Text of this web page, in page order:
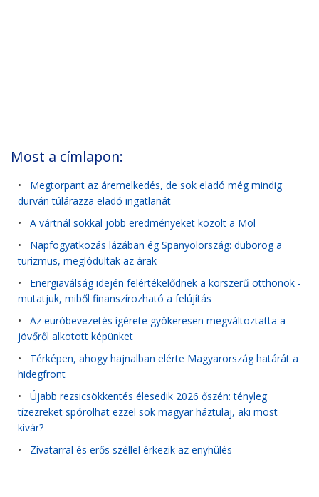
Most a címlapon:
• Megtorpant az áremelkedés, de sok eladó még mindig
durván túlárazza eladó ingatlanát
• A vártnál sokkal jobb eredményeket közölt a Mol
• Napfogyatkozás lázában ég Spanyolország: dübörög a
turizmus, meglódultak az árak
• Energiaválság idején felértékelődnek a korszerű otthonok -
mutatjuk, miből finanszírozható a felújítás
• Az euróbevezetés ígérete gyökeresen megváltoztatta a
jövőről alkotott képünket
• Térképen, ahogy hajnalban elérte Magyarország határát a
hidegfront
• Újabb rezsicsökkentés élesedik 2026 őszén: tényleg
tízezreket spórolhat ezzel sok magyar háztulaj, aki most
kivár?
• Zivatarral és erős széllel érkezik az enyhülés